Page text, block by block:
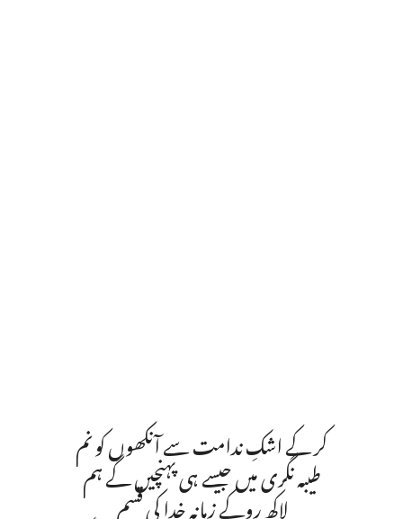
کر کے اشکِ ندامت سے آنکھوں کو نم
طیبہ نگری میں جیسے ہی پہنچیں گے ہم
لاکھ روکے زمانہ خدا کی قسم